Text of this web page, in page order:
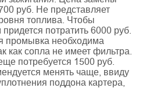
руб. Не представляет
топлива. Чтобы
потратить 6000 руб.
промывка необходима
как сопла не имеет фильтра.
потребуется 1500 руб.
менять чаще, ввиду
поддона картера,